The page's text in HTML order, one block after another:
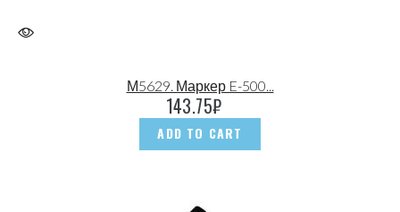
М5629. Маркер E-500...
143.75₽
ADD TO CART